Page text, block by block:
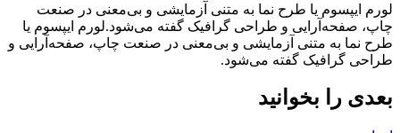
لورم ایپسوم یا طرح‌ نما به متنی آزمایشی و بی‌معنی در صنعت
چاپ، صفحه‌آرایی و طراحی گرافیک گفته می‌شود.لورم ایپسوم یا
طرح‌ نما به متنی آزمایشی و بی‌معنی در صنعت چاپ، صفحه‌آرایی و
طراحی گرافیک گفته می‌شود.
بعدی را بخوانید